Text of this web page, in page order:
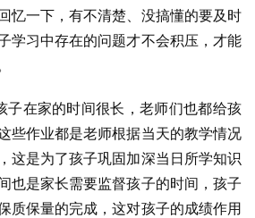
忆一下，有不清楚、没搞懂的要及时
学习中存在的问题才不会积压，才能
子在家的时间很长，老师们也都给孩
些作业都是老师根据当天的教学情况
这是为了孩子巩固加深当日所学知识
也是家长需要监督孩子的时间，孩子
质保量的完成，这对孩子的成绩作用